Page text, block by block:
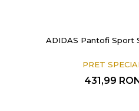
ADIDAS Pantofi Sport
PRET
431,99